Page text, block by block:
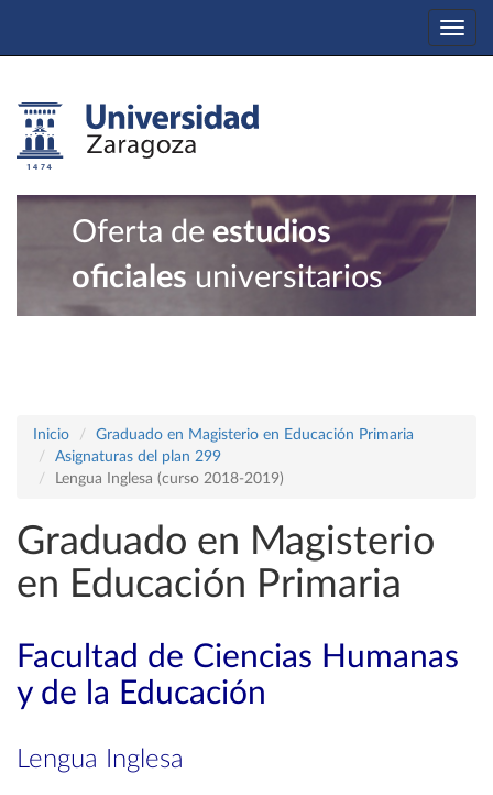
Oferta de estudios
oficiales universitarios
Inicio
Graduado en Magisterio en Educación Primaria
Asignaturas del plan 299
Lengua Inglesa (curso 2018-2019)
Graduado en Magisterio
en Educación Primaria
Facultad de Ciencias Humanas
y de la Educación
Lengua Inglesa